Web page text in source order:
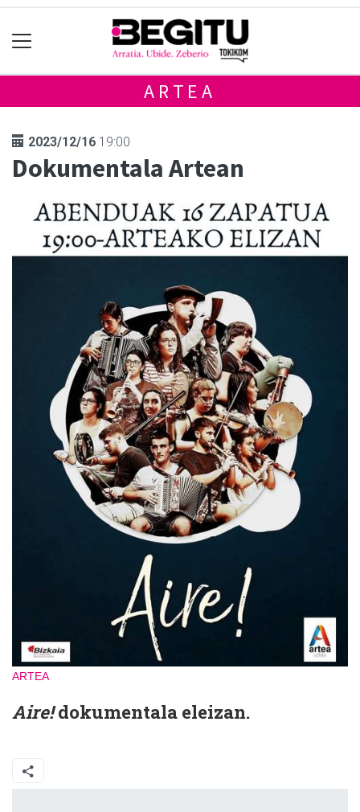
ARTEA
2023/12/16 19:00
Dokumentala Artean
ARTEA
Aire!dokumentala eleizan.